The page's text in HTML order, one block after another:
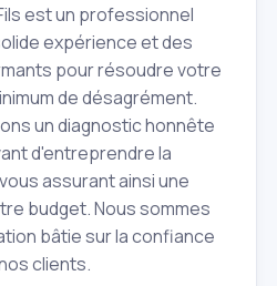
est un professionnel
expérience et des
pour résoudre votre
de désagrément.
un diagnostic honnête
d'entreprendre la
assurant ainsi une
budget. Nous sommes
bâtie sur la confiance
clients.